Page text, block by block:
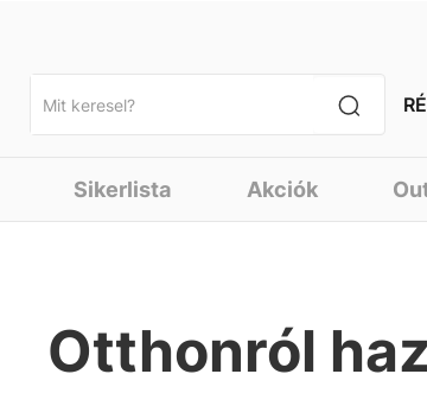
Sikerlista Akciók
Otthonról